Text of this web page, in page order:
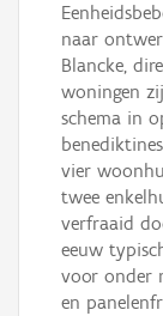
naar
Blancke,
woningen
schema in
vier
twee
verfraaid
eeuw
voor onder
en